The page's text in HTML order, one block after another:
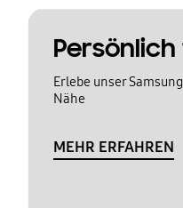
Erlebe unser
Nähe
MEHR ERFAHREN